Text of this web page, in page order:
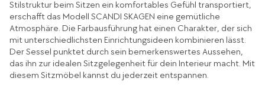
Stilstruktur beim Sitzen ein komfortables Gefühl transportiert,
erschafft das Modell SCANDI SKAGEN eine gemütliche
Atmosphäre. Die Farbausführung hat einen Charakter, der sich
mit unterschiedlichsten Einrichtungsideen kombinieren lässt.
Der Sessel punktet durch sein bemerkenswertes Aussehen,
das ihn zur idealen Sitzgelegenheit für dein Interieur macht. Mit
diesem Sitzmöbel kannst du jederzeit entspannen.